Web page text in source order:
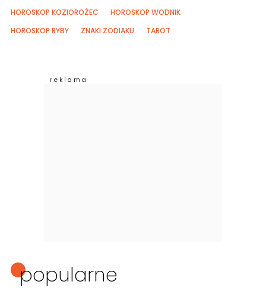
HOROSKOP KOZIOROŻEC
HOROSKOP WODNIK
HOROSKOP RYBY
ZNAKI ZODIAKU TAROT
popularne